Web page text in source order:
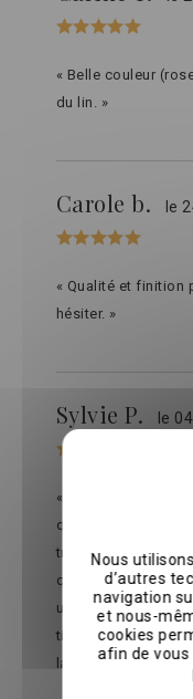
« Belle couleur
du lin. »
Carole b. le
« Qualité et finition
hésiter. »
Sylvie P. le
« Lin lave de
que chez la
très satisfaite de
que je commande
une housse de
tissage très serré,
lavage) »
Nous
d’autres
navigation
et nous-
cookies
afin de